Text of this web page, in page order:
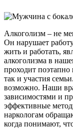
Алкоголизм – не
Он нарушает
жить и работать,
алкоголизма в
проходит
так и участия
возможно. Наши
зависимостями и
эффективные
наркологам
когда понимают,